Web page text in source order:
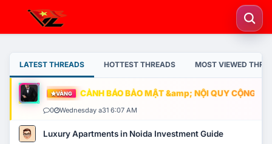
LATEST THREADS HOTTEST THREADS MOST VIEWED
VÀNG CẢNH BÁO BẢO MẬT &amp; NỘI QUY CỘNG
0 Wednesday a31 6:07 AM
Luxury Apartments in Noida Investment Guide